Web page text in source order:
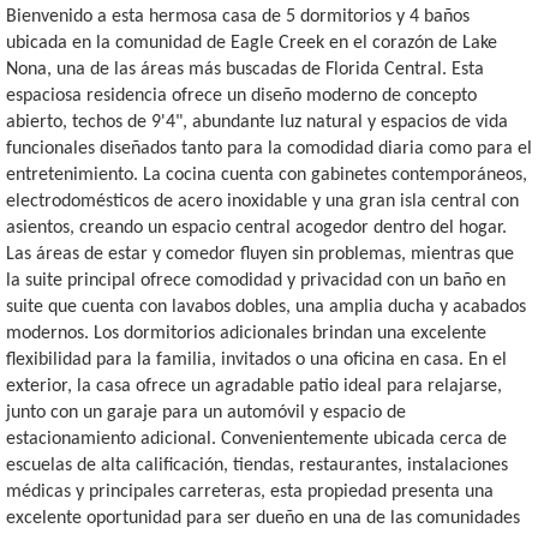
Bienvenido a esta hermosa casa de 5 dormitorios y 4 baños
ubicada en la comunidad de Eagle Creek en el corazón de Lake
Nona, una de las áreas más buscadas de Florida Central. Esta
espaciosa residencia ofrece un diseño moderno de concepto
abierto, techos de 9'4", abundante luz natural y espacios de vida
funcionales diseñados tanto para la comodidad diaria como para el
entretenimiento. La cocina cuenta con gabinetes contemporáneos,
electrodomésticos de acero inoxidable y una gran isla central con
asientos, creando un espacio central acogedor dentro del hogar.
Las áreas de estar y comedor fluyen sin problemas, mientras que
la suite principal ofrece comodidad y privacidad con un baño en
suite que cuenta con lavabos dobles, una amplia ducha y acabados
modernos. Los dormitorios adicionales brindan una excelente
flexibilidad para la familia, invitados o una oficina en casa. En el
exterior, la casa ofrece un agradable patio ideal para relajarse,
junto con un garaje para un automóvil y espacio de
estacionamiento adicional. Convenientemente ubicada cerca de
escuelas de alta calificación, tiendas, restaurantes, instalaciones
médicas y principales carreteras, esta propiedad presenta una
excelente oportunidad para ser dueño en una de las comunidades